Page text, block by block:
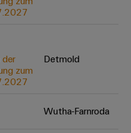
der
zum
Detmold
Wutha-Farnroda